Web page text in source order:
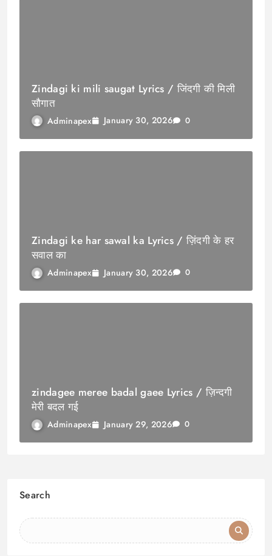
Zindagi ki mili saugat Lyrics / जिंदगी की मिली
सौगात
Adminapex January 30, 2026 0
Zindagi ke har sawal ka Lyrics / ज़िंदगी के हर
सवाल का
Adminapex January 30, 2026 0
zindagee meree badal gaee Lyrics / ज़िन्दगी
मेरी बदल गई
Adminapex January 29, 2026 0
Search